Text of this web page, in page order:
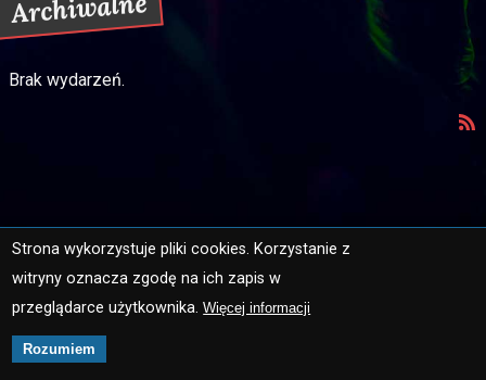
Brak wydarzeń.
Strona główna
Mapa strony
Ochrona danych osobowych
Strona wykorzystuje pliki cookies. Korzystanie z
witryny oznacza zgodę na ich zapis w
przeglądarce użytkownika. Więcej informacji
Rozumiem